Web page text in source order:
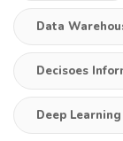
Data
Decisoes
Deep Learning